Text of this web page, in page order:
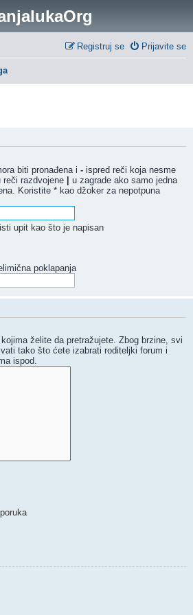
Prijavite se
Registruj se
biti pronađena i - ispred reči koja nesme
razdvojene | u zagrade ako samo jedna
Koristite * kao džoker za nepotpuna
upit kao što je napisan
poklapanja
želite da pretražujete. Zbog brzine, svi
tako što ćete izabrati roditeljki forum i
ispod.